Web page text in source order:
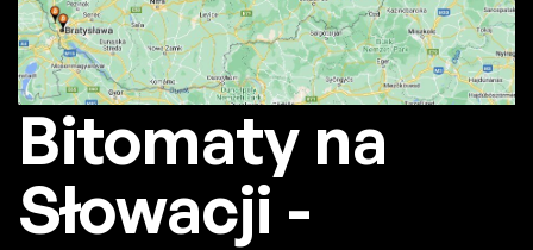
Bitomaty na
Słowacji -